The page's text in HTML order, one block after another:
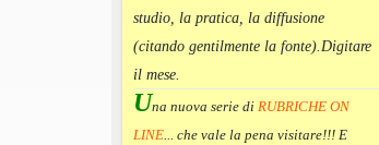
studio, la pratica, la diffusione
(citando gentilmente la fonte).Digitare
il mese.
Una nuova serie di RUBRICHE ON
LINE... che vale la pena visitare!!! E